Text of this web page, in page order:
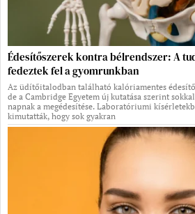
Édesítőszerek kontra bélrendszer: A
fedeztek fel a gyomrunkban
Az üdítőitalodban található kalóriamentes
de a Cambridge Egyetem új kutatása szerint
napnak a megédesítése. Laboratóriumi
kimutatták, hogy sok gyakran